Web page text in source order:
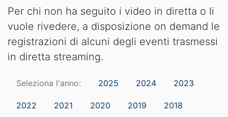
Per chi non ha seguito i video in diretta o li
vuole rivedere, a disposizione on demand le
registrazioni di alcuni degli eventi trasmessi
in diretta streaming.
Seleziona l'anno: 2025 2024 2023
2022 2021 2020 2019 2018